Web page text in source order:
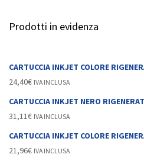
Prodotti in evidenza
CARTUCCIA INKJET COLORE
24,40€ IVA INCLUSA
CARTUCCIA INKJET NERO
31,11€ IVA INCLUSA
CARTUCCIA INKJET COLORE
21,96€ IVA INCLUSA